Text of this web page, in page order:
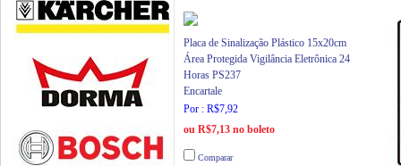
Placa de Sinalização Plástico 15x20cm
Área Protegida Vigilância Eletrônica 24
Horas PS237
Encartale
Por : R$7,92
ou R$7,13 no boleto
Comparar